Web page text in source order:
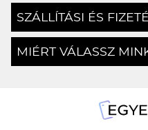
ÜGYFÉLSZOLGÁLAT
SZÁLLÍTÁSI ÉS